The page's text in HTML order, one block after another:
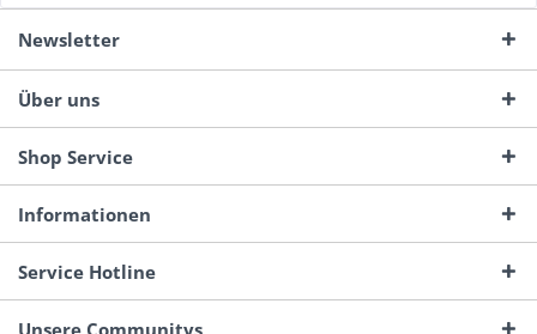
Newsletter
Über uns
Shop Service
Informationen
Service Hotline
Unsere Communitys